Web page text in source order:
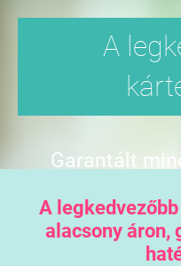
A
Garantált
A
alacsony áron,